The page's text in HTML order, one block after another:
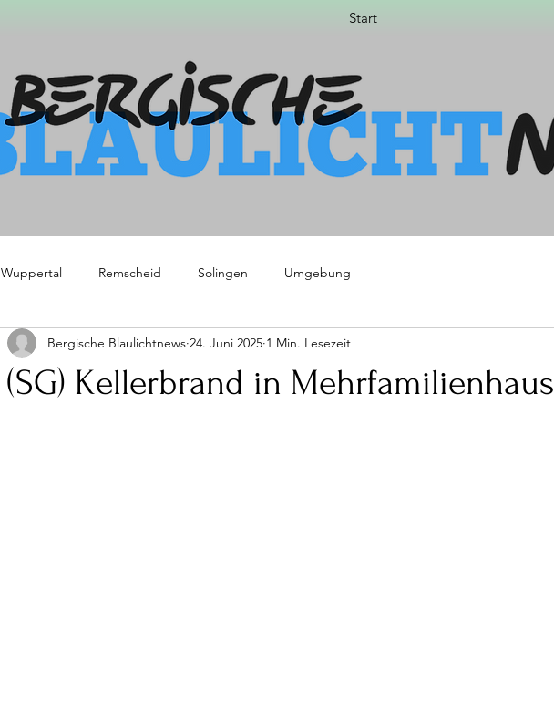
Start
Wuppertal Remscheid Solingen Umgebung
(SG) Kellerbrand in Mehrfamilienhaus
Bergische Blaulichtnews 24. Juni 2025 1 Min. Lesezeit